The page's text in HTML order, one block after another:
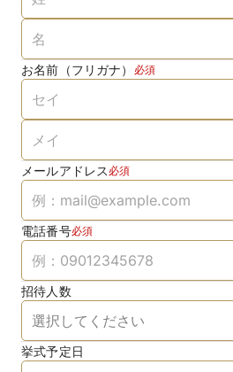
お名前（フリガナ） 必須
メールアドレス 必須
電話番号必須
招待人数
挙式予定日